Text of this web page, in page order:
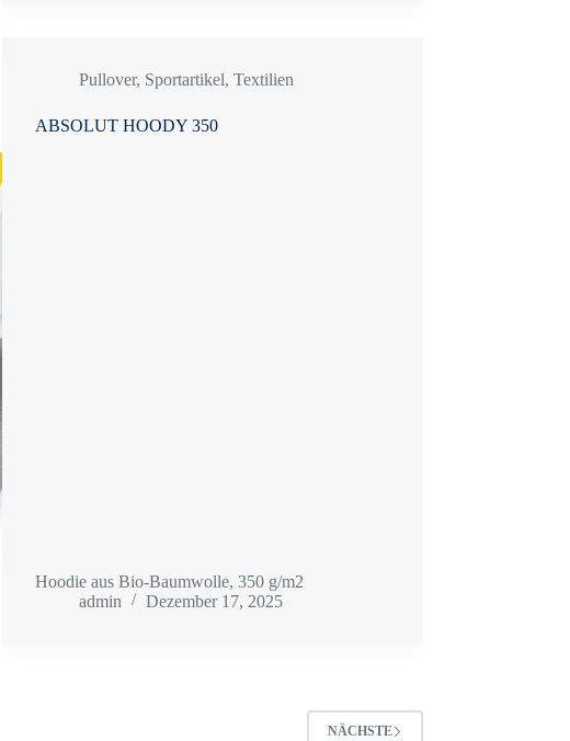
Pullover, Sportartikel,Textilien
ABSOLUT HOODY 350
Hoodie aus Bio-Baumwolle, 350 g/m2
admin
Dezember 17, 2025
NÄCHSTE